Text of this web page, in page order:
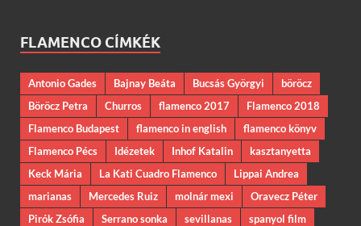
FLAMENCO CÍMKÉK
Antonio Gades Bajnay Beáta Bucsás Györgyi
böröcz
Böröcz Petra
Churros flamenco 2017
Flamenco 2018
Flamenco Budapest
flamenco in english
flamenco könyv
Flamenco Pécs
Idézetek Inhof Katalin
kasztanyetta
Keck Mária
La Kati Cuadro Flamenco
Lippai Andrea
marianas
Mercedes Ruiz molnár mexi
Oravecz Péter
Pirók Zsófia
Serrano sonka sevillanas
spanyol film